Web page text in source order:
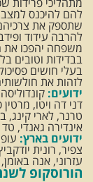
להם להיכנס
שתספק את
להרבה עידוד
משפחה יהפכו את
בבדידות וטובים
בעלי חושים
לזהות את
ידועים:
דני דה ויטו, מרטין
טרנר, לארי קינג,
אינדירה גאנדי,
ידועים בארץ:
צפיר, רונית
עזרוני, אנה
הורוסקופ לשנת 2026-